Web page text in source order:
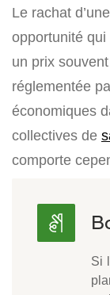
Le rachat
opportunité
un prix
réglementée
économiques
collectives de
comporte
Si